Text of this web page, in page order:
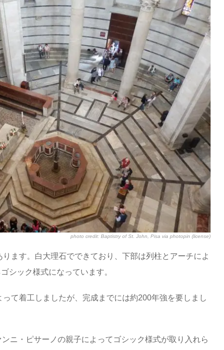
photo credit: Baptistry of St. John, Pisa via photopin (license)
ます。白大理石でできており、下部は列柱とアーチによ
シック様式になっています。
て着工しましたが、完成までには約200年強を要しまし
ニ・ピサーノの親子によってゴシック様式が取り入れら